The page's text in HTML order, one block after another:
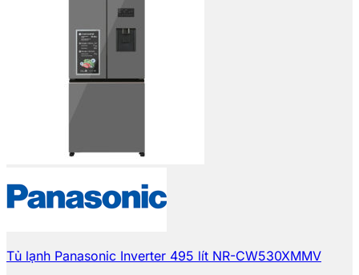
Tủ lạnh Panasonic Inverter 495 lít NR-CW530XMMV